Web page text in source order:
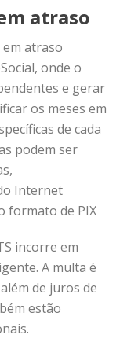
atraso
em atraso
onde o
e gerar
os meses em
de cada
podem ser
Internet
formato de PIX
incorre em
A multa é
de juros de
estão